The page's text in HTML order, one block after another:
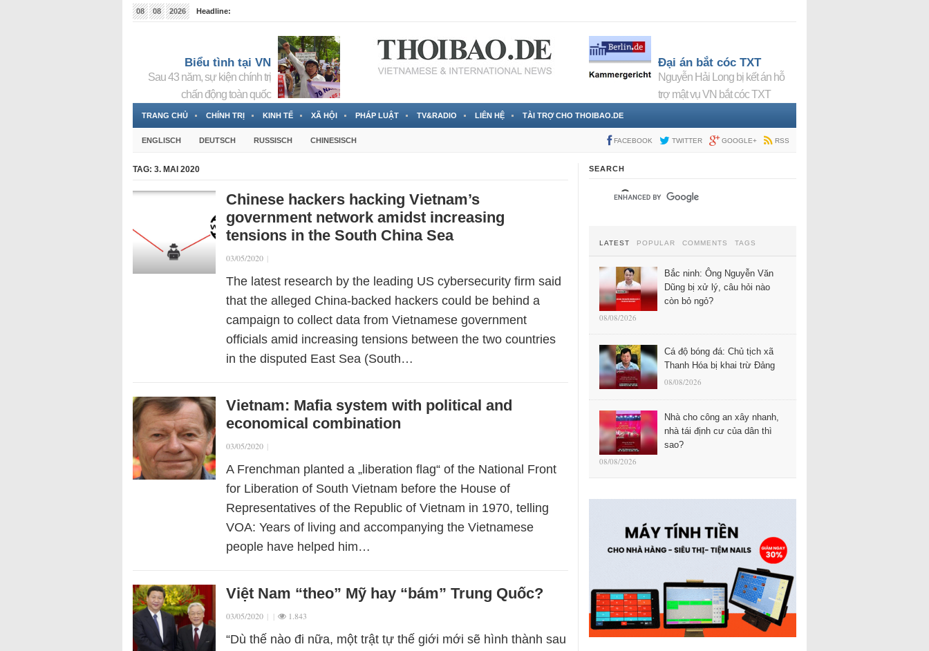
08 08 2026
Headline:
Biểu tình tại VN
Sau 43 năm, sự kiện chính trị
chấn động toàn quốc
Đại án bắt cóc TXT
Nguyễn Hải Long bị kết án hỗ
trợ mật vụ VN bắt cóc TXT
TRANG CHỦ CHÍNH TRỊ KINH TẾ XÃ HỘI PHÁP LUẬT TV&RADIO LIÊN HỆ TÀI TRỢ CHO THOIBAO.DE
ENGLISCH DEUTSCH RUSSISCH CHINESISCH FACEBOOK TWITTER GOOGLE+ RSS
TAG: 3. MAI 2020
Chinese hackers hacking Vietnam’s
government network amidst increasing
tensions in the South China Sea
03/05/2020 |
The latest research by the leading US cybersecurity firm said
that the alleged China-backed hackers could be behind a
campaign to collect data from Vietnamese government
officials amid increasing tensions between the two countries
in the disputed East Sea (South…
Vietnam: Mafia system with political and
economical combination
03/05/2020 |
A Frenchman planted a „liberation flag“ of the National Front
for Liberation of South Vietnam before the House of
Representatives of the Republic of Vietnam in 1970, telling
VOA: Years of living and accompanying the Vietnamese
people have helped him…
Việt Nam “theo” Mỹ hay “bám” Trung Quốc?
03/05/2020 | | 1.843
“Dù thế nào đi nữa, một trật tự thế giới mới sẽ hình thành sau
SEARCH
LATEST POPULAR COMMENTS TAGS
Bắc ninh: Ông Nguyễn Văn
Dũng bị xử lý, câu hỏi nào
còn bỏ ngỏ?
08/08/2026
Cá độ bóng đá: Chủ tịch xã
Thanh Hóa bị khai trừ Đảng
08/08/2026
Nhà cho công an xây nhanh,
nhà tái định cư của dân thì
sao?
08/08/2026